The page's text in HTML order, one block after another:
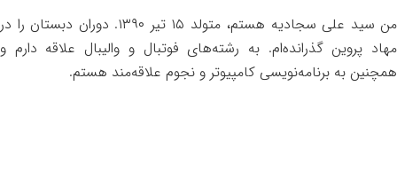
من سید علی سجادیه هستم، متولد ۱۵ تیر ۱۳۹۰. دوران دبستان را در
مهاد پروین گذرانده‌ام. به رشته‌های فوتبال و والیبال علاقه دارم و
همچنین به برنامه‌نویسی کامپیوتر و نجوم علاقه‌مند هستم.